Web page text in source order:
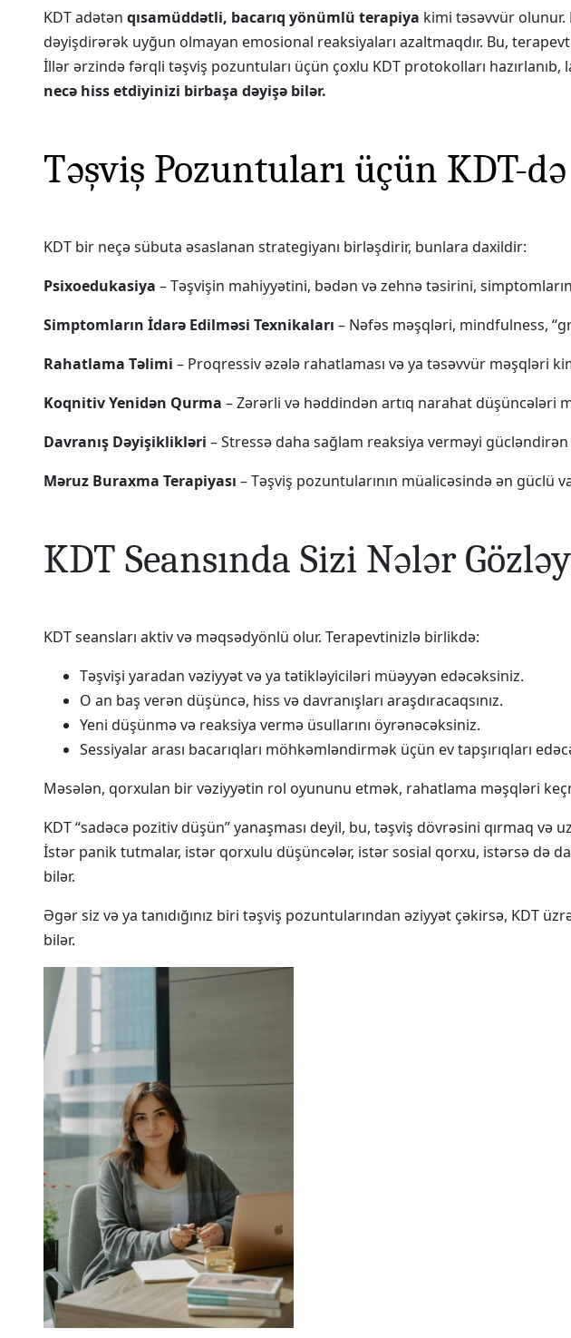
KDT adətən qısamüddətli, bacarıq yönümlü terapiya kimi təsəvvür olunur.
dəyişdirərək uyğun olmayan emosional reaksiyaları azaltmaqdır. Bu,
İllər ərzində fərqli təşviş pozuntuları üçün çoxlu KDT protokolları hazırlanıb,
necə hiss etdiyinizi birbaşa dəyişə bilər.
Təşviş Pozuntuları üçün KDT-
KDT bir neçə sübuta əsaslanan strategiyanı birləşdirir, bunlara daxildir:
Psixoedukasiya – Təşvişin mahiyyətini, bədən və zehnə təsirini,
Simptomların İdarə Edilməsi Texnikaları – Nəfəs məşqləri, mindfulness,
Rahatlama Təlimi – Proqressiv əzələ rahatlaması və ya təsəvvür məşqləri
Koqnitiv Yenidən Qurma – Zərərli və həddindən artıq narahat düşüncələri
Davranış Dəyişiklikləri – Stressə daha sağlam reaksiya verməyi
Məruz Buraxma Terapiyası – Təşviş pozuntularının müalicəsində ən güclü
KDT Seansında Sizi Nələr
KDT seansları aktiv və məqsədyönlü olur. Terapevtinizlə birlikdə:
Təşvişi yaradan vəziyyət və ya tətikləyiciləri müəyyən edəcəksiniz.
O an baş verən düşüncə, hiss və davranışları araşdıracaqsınız.
Yeni düşünmə və reaksiya vermə üsullarını öyrənəcəksiniz.
Sessiyalar arası bacarıqları möhkəmləndirmək üçün ev tapşırıqları
Məsələn, qorxulan bir vəziyyətin rol oyununu etmək, rahatlama məşqləri
KDT “sadəcə pozitiv düşün” yanaşması deyil, bu, təşviş dövrəsini qırmaq
İstər panik tutmalar, istər qorxulu düşüncələr, istər sosial qorxu, istərsə də
bilər.
Əgər siz və ya tanıdığınız biri təşviş pozuntularından əziyyət çəkirsə, KDT
bilər.